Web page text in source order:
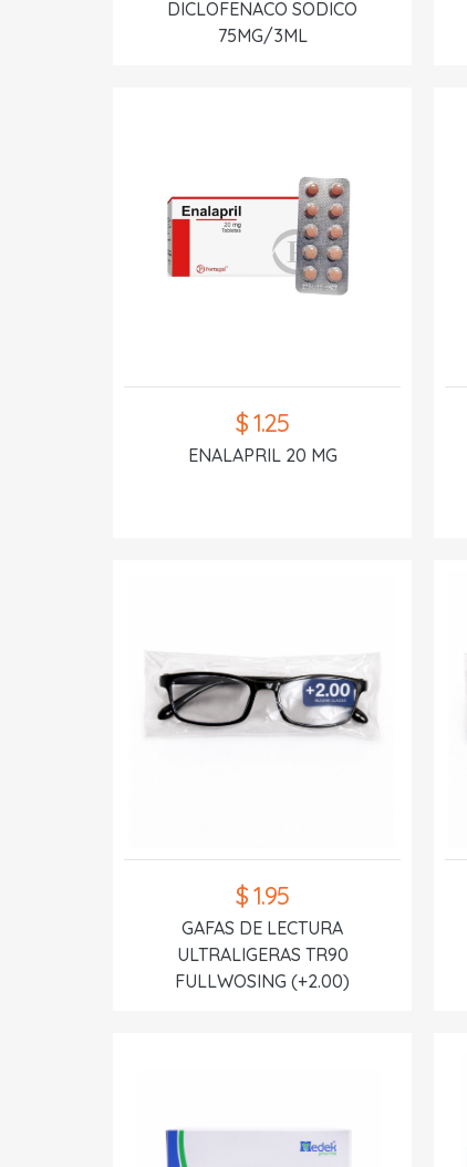
DICLOFENACO SODICO
75MG/3ML
$ 1.25
ENALAPRIL 20 MG
$ 1.95
GAFAS DE LECTURA
ULTRALIGERAS TR90
FULLWOSING (+2.00)